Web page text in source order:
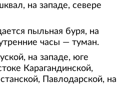
на западе, севере
пыльная буря, на
часы — туман.
на западе, юге
Карагандинской,
Павлодарской, на